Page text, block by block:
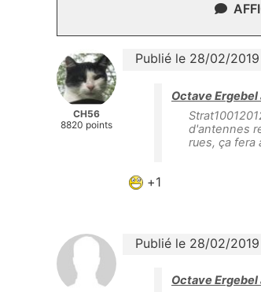
CH56
8820 points
Publié le 28/02/
Octave
d'antennes
rues, ça fera
+1
Publié le 28/02/2019
Octave